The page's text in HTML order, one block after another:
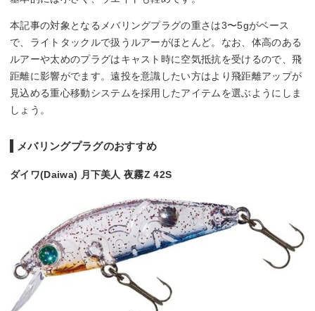
本記事の対象となるメバリングプラグの重さは3〜5gがベース
で、ライトタックルで扱うルアーがほとんど。なお、体高のある
ルアーや太めのプラグはキャスト時に空気抵抗を受けるので、飛
距離に影響がでます。遠投を意識したい方はより飛距離アップが
見込める重心移動システムを採用したアイテムを選ぶようにしま
しょう。
メバリングプラグのおすすめ
ダイワ(Daiwa) 月下美人 夜霧Z 42S